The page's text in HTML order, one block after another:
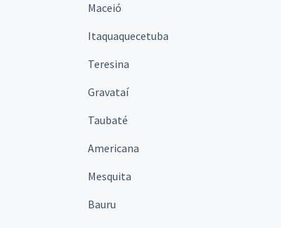
Maceió
Itaquaquecetuba
Teresina
Gravataí
Taubaté
Americana
Mesquita
Bauru